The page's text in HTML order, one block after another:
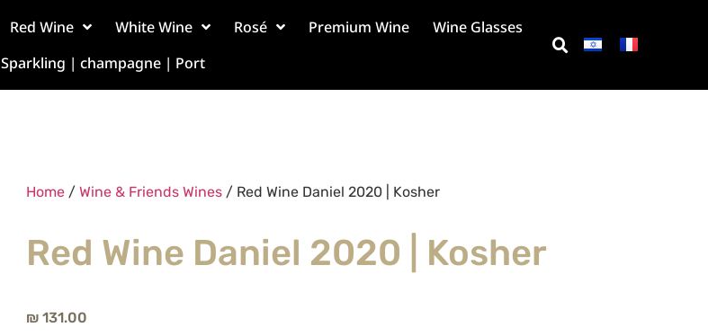
Red Wine White Wine Rosé Premium Wine
Wine Glasses
Sparkling | champagne | Port
Home / Wine & Friends Wines / Red Wine Daniel 2020 | Kosher
Red Wine Daniel 2020 | Kosher
₪ 131.00